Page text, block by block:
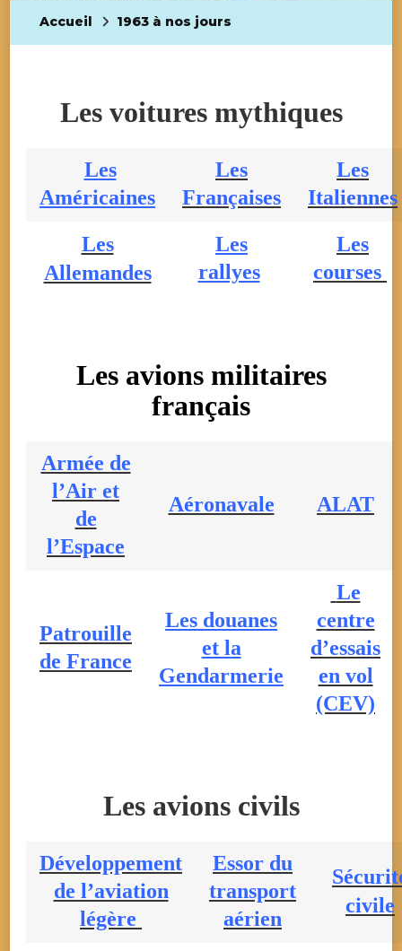
Accueil 1963 à nos jours
Les voitures mythiques
Les
Américaines
Les
Françaises
Les
Italiennes
Les
Allemandes
Les
rallyes
Les
courses
Les avions militaires
français
Armée de
l’Air et
de
l’Espace
Aéronavale ALAT
Patrouille
de France
Les douanes
et la
Gendarmerie
Le
centre
d’essais
en vol
(CEV)
Les avions civils
Développement
de l’aviation
légère
Essor du
transport
aérien
civile